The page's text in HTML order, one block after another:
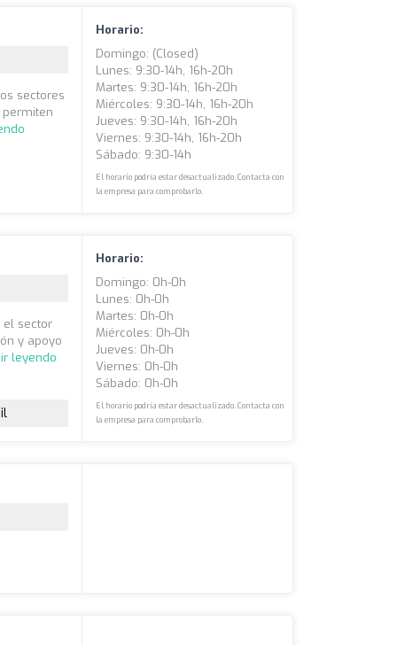
sectores
Horario:
Domingo: (closed)
Lunes: 9:30-14h, 16h-20h
Martes: 9:30-14h, 16h-20h
Miércoles: 9:30-14h, 16h-20h
Jueves: 9:30-14h, 16h-20h
Viernes: 9:30-14h, 16h-20h
Sábado: 9:30-14h
El horario podría estar desactualizado. Contacta con
la empresa para comprobarlo.
el sector
y apoyo
leyendo
Horario:
Domingo: 0h-0h
Lunes: 0h-0h
Martes: 0h-0h
Miércoles: 0h-0h
Jueves: 0h-0h
Viernes: 0h-0h
Sábado: 0h-0h
El horario podría estar desactualizado. Contacta con
la empresa para comprobarlo.